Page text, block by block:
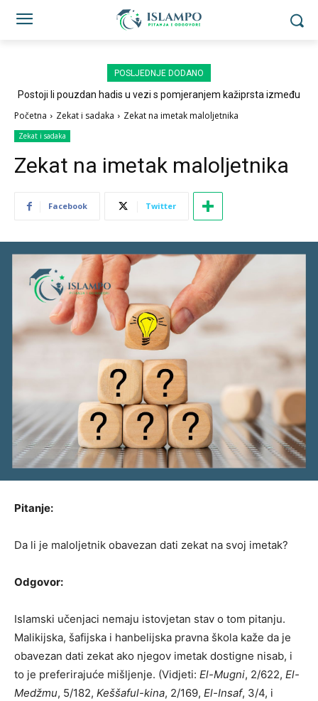
POSLJEDNJE DODANO
Postoji li pouzdan hadis u vezi s pomjeranjem kažiprsta između
Početna Zekat i sadaka Zekat na imetak maloljetnika
Zekat i sadaka
Zekat na imetak maloljetnika
Facebook Twitter
Pitanje:
Da li je maloljetnik obavezan dati zekat na svoj imetak?
Odgovor:
Islamski učenjaci nemaju istovjetan stav o tom pitanju.
Malikijska, šafijska i hanbelijska pravna škola kaže da je
obavezan dati zekat ako njegov imetak dostigne nisab, i
to je preferirajuće mišljenje. (Vidjeti: El-Mugni, 2/622, El-
Medžmu, 5/182, Keššaful-kina, 2/169, El-Insaf, 3/4, i